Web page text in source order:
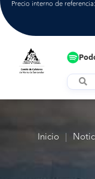
Precio interno de
Inicio |